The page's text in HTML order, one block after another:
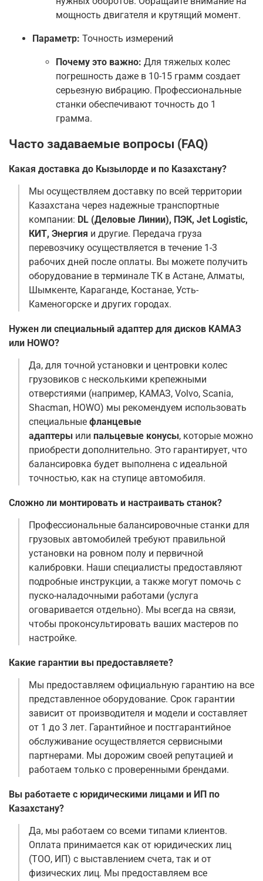
мощность двигателя и крутящий момент.
Параметр: Точность измерений
Почему это важно: Для тяжелых колес
погрешность даже в 10-15 грамм создает
серьезную вибрацию. Профессиональные
станки обеспечивают точность до 1
грамма.
Часто задаваемые вопросы (FAQ)
Какая доставка до Кызылорде и по Казахстану?
Мы осуществляем доставку по всей территории
Казахстана через надежные транспортные
компании: DL (Деловые Линии), ПЭК, Jet Logistic,
КИТ, Энергия и другие. Передача груза
перевозчику осуществляется в течение 1-3
рабочих дней после оплаты. Вы можете получить
оборудование в терминале ТК в Астане, Алматы,
Шымкенте, Караганде, Костанае, Усть-
Каменогорске и других городах.
Нужен ли специальный адаптер для дисков КАМАЗ
или HOWO?
Да, для точной установки и центровки колес
грузовиков с несколькими крепежными
отверстиями (например, КАМАЗ, Volvo, Scania,
Shacman, HOWO) мы рекомендуем использовать
специальные фланцевые
адаптеры или пальцевые конусы, которые можно
приобрести дополнительно. Это гарантирует, что
балансировка будет выполнена с идеальной
точностью, как на ступице автомобиля.
Сложно ли монтировать и настраивать станок?
Профессиональные балансировочные станки для
грузовых автомобилей требуют правильной
установки на ровном полу и первичной
калибровки. Наши специалисты предоставляют
подробные инструкции, а также могут помочь с
пуско-наладочными работами (услуга
оговаривается отдельно). Мы всегда на связи,
чтобы проконсультировать ваших мастеров по
настройке.
Какие гарантии вы предоставляете?
Мы предоставляем официальную гарантию на все
представленное оборудование. Срок гарантии
зависит от производителя и модели и составляет
от 1 до 3 лет. Гарантийное и постгарантийное
обслуживание осуществляется сервисными
партнерами. Мы дорожим своей репутацией и
работаем только с проверенными брендами.
Вы работаете с юридическими лицами и ИП по
Казахстану?
Да, мы работаем со всеми типами клиентов.
Оплата принимается как от юридических лиц
(ТОО, ИП) с выставлением счета, так и от
физических лиц. Мы предоставляем все